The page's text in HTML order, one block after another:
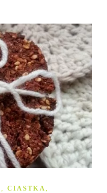
, CIASTKA ,